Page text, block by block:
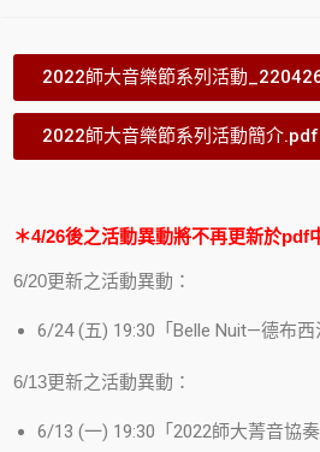
2022師大音樂節系列活動
2022師大音樂節系列活動簡介.pdf
＊4/26後之活動異動將不再更新於pdf
6/20更新之活動異動：
6/24 (五) 19:30「Belle Nuit—德布
6/13更新之活動異動：​
6/13 (一) 19:30「2022師大菁音協